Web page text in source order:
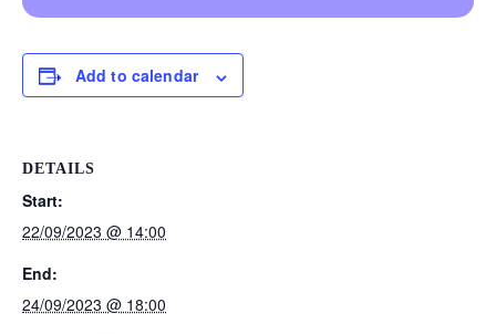
Add to calendar
DETAILS
Start:
22/09/2023 @ 14:00
End:
24/09/2023 @ 18:00